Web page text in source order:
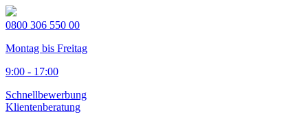
0800 306 550 00
Montag bis Freitag
9:00 - 17:00
Schnellbewerbung
Klientenberatung